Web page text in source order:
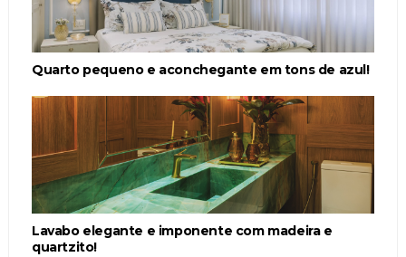
Quarto pequeno e aconchegante em tons de azul!
Lavabo elegante e imponente com madeira e
quartzito!